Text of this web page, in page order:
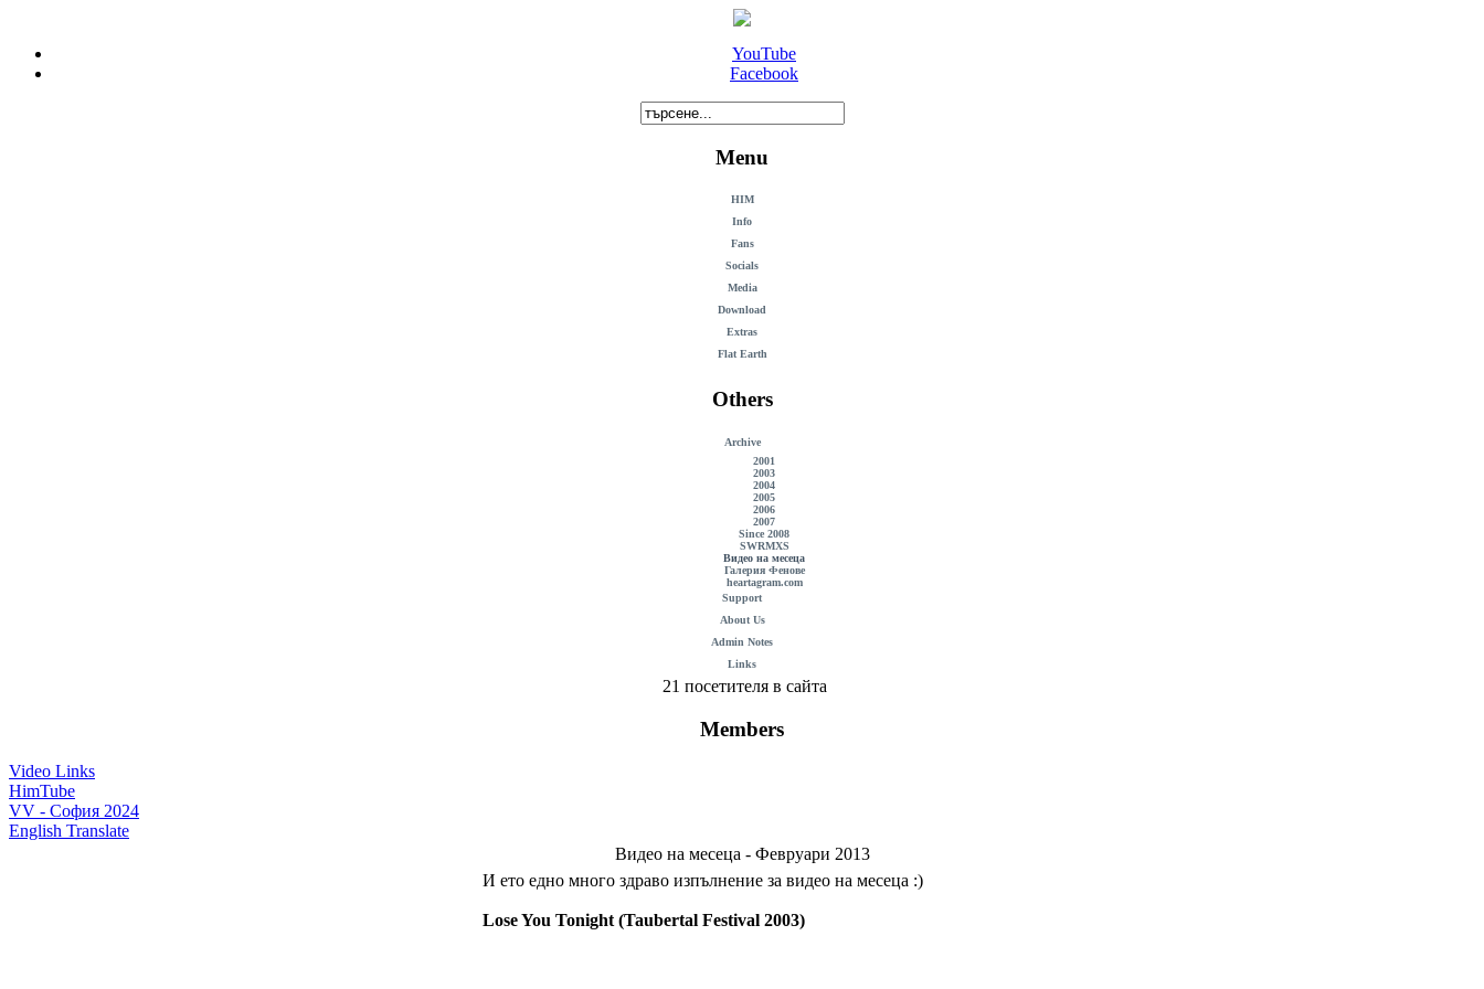
YouTube
Facebook
Menu
HIM
Info
Fans
Socials
Media
Download
Extras
Flat Earth
Others
Archive
2001
2003
2004
2005
2006
2007
Since 2008
SWRMXS
Видео на месеца
Галерия Фенове
heartagram.com
Support
About Us
Admin Notes
Links
21 посетителя в сайта
Members
Video Links
HimTube
VV - София 2024
English Translate
Видео на месеца - Февруари 2013
И ето едно много здраво изпълнение за видео на месеца :)
Lose You Tonight (Taubertal Festival 2003)